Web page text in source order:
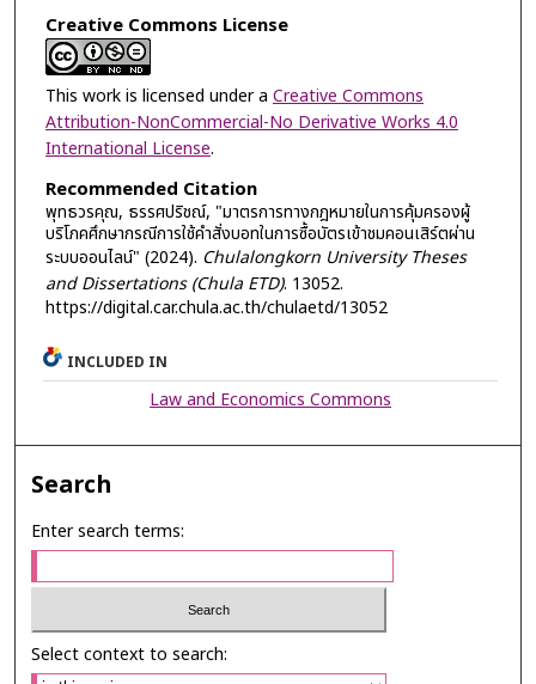
Creative Commons License
This work is licensed under a Creative Commons
Attribution-NonCommercial-No Derivative Works 4.0
International License.
Recommended Citation
พุทธวรคุณ, ธรรศปริชณ์, "มาตรการทางกฎหมายในการคุ้มครองผู้
บริโภคศึกษากรณีการใช้คำสั่งบอทในการซื้อบัตรเข้าชมคอนเสิร์ตผ่าน
ระบบออนไลน์" (2024). Chulalongkorn University Theses
and Dissertations (Chula ETD). 13052.
https://digital.car.chula.ac.th/chulaetd/13052
INCLUDED IN
Law and Economics Commons
Search
Enter search terms:
Select context to search: